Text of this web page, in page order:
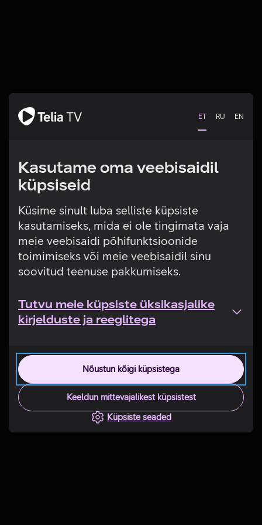
ET RU EN
Kasutame oma veebisaidil
küpsiseid
Küsime sinult luba selliste küpsiste
kasutamiseks, mida ei ole tingimata vaja
meie veebisaidi põhifunktsioonide
toimimiseks või meie veebisaidil sinu
soovitud teenuse pakkumiseks.
Tutvu meie küpsiste üksikasjalike
kirjelduste ja reeglitega
Nõustun kõigi küpsistega
Keeldun mittevajalikest küpsistest
Küpsiste seaded
Tehniline viga